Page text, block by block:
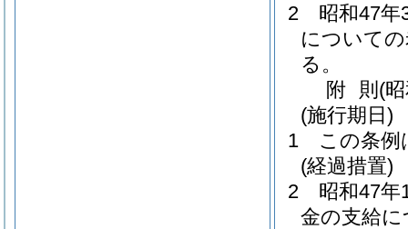
2
昭和47
について
る。
附 則 (
(施行期日)
1
この条例
(経過措置)
2
昭和47
金の支給